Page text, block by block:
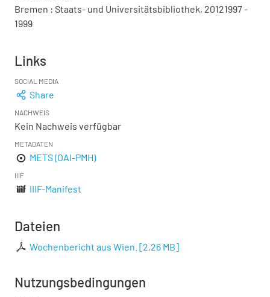
Bremen : Staats- und Universitätsbibliothek, 20121997 -
1999
Links
SOCIAL MEDIA
Share
NACHWEIS
Kein Nachweis verfügbar
METADATEN
METS (OAI-PMH)
IIIF
IIIF-Manifest
Dateien
Wochenbericht aus Wien. [2,26 MB]
Nutzungsbedingungen